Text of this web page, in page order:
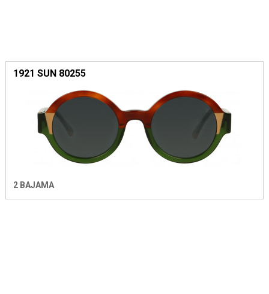
1921 SUN 80255
2 BAJAMA